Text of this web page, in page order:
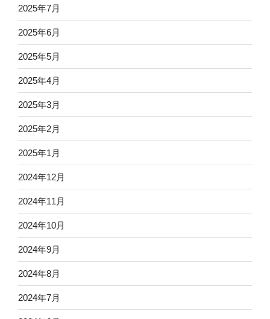
2025年7月
2025年6月
2025年5月
2025年4月
2025年3月
2025年2月
2025年1月
2024年12月
2024年11月
2024年10月
2024年9月
2024年8月
2024年7月